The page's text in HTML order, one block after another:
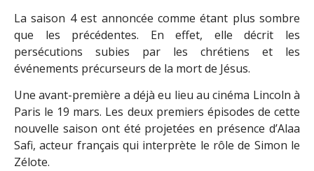
La saison 4 est annoncée comme étant plus sombre
que les précédentes. En effet, elle décrit les
persécutions subies par les chrétiens et les
événements précurseurs de la mort de Jésus.
Une avant-première a déjà eu lieu au cinéma Lincoln à
Paris le 19 mars. Les deux premiers épisodes de cette
nouvelle saison ont été projetées en présence d’Alaa
Safi, acteur français qui interprète le rôle de Simon le
Zélote.